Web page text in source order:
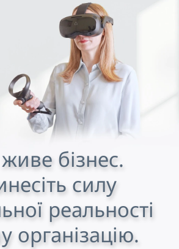
бізнес.
силу
реальності
організацію.